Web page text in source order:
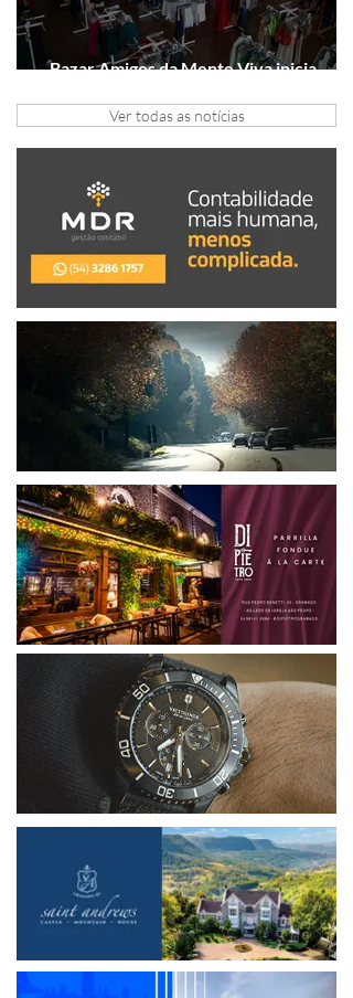
Bazar Amigos da Mente Viva inicia
Ver todas as notícias